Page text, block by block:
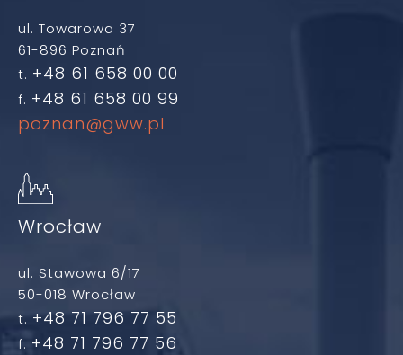
ul. Towarowa 37
61-896 Poznań
t. +48 61 658 00 00
f. +48 61 658 00 99
poznan@gww.pl
Wrocław
ul. Stawowa 6/17
50-018 Wrocław
t. +48 71 796 77 55
f. +48 71 796 77 56